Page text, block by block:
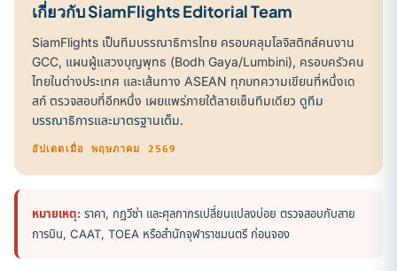
เกี่ยวกับ SiamFlights Editorial Team
SiamFlights เป็นทีมบรรณาธิการไทย ครอบคลุมโลจิสติกส์คนงาน
GCC, แผนผู้แสวงบุญพุทธ (Bodh Gaya/Lumbini), ครอบครัวคน
ไทยในต่างประเทศ และเส้นทาง ASEAN ทุกบทความเขียนที่หนึ่งเด
สก์ ตรวจสอบที่อีกหนึ่ง เผยแพร่ภายใต้ลายเซ็นทีมเดียว ดูทีม
บรรณาธิการและมาตรฐานเต็ม.
อัปเดตเมื่อ พฤษภาคม 2569
หมายเหตุ: ราคา, กฎวีซ่า และศุลกากรเปลี่ยนแปลงบ่อย ตรวจสอบกับสาย
การบิน, CAAT, TOEA หรือสำนักจุฬาราชมนตรี ก่อนจอง